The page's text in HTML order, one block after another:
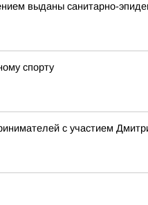
выданы санитарно-
спорту
с участием